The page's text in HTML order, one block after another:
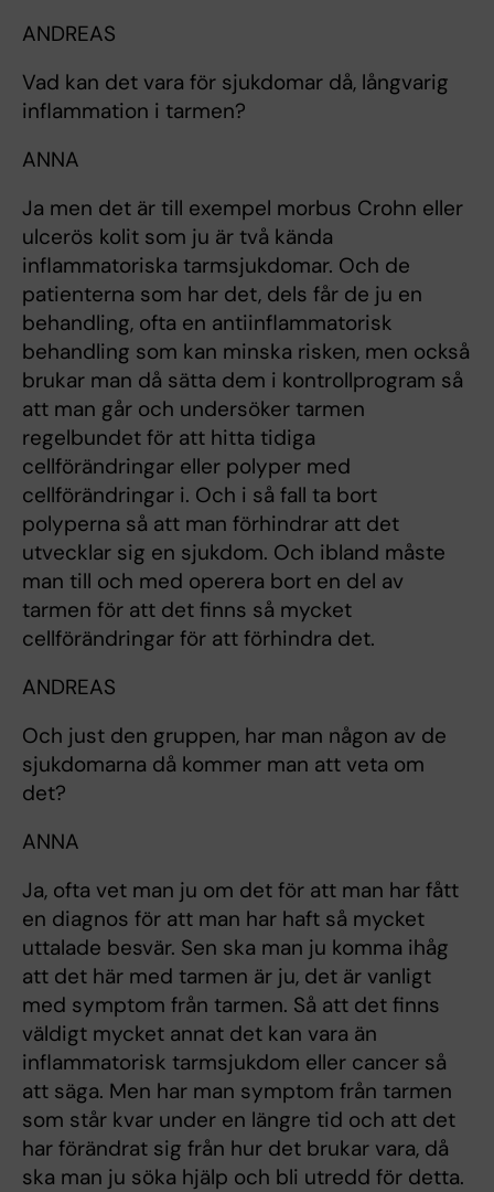
ANDREAS
Vad kan det vara för sjukdomar då, långvarig
inflammation i tarmen?
ANNA
Ja men det är till exempel morbus Crohn eller
ulcerös kolit som ju är två kända
inflammatoriska tarmsjukdomar. Och de
patienterna som har det, dels får de ju en
behandling, ofta en antiinflammatorisk
behandling som kan minska risken, men också
brukar man då sätta dem i kontrollprogram så
att man går och undersöker tarmen
regelbundet för att hitta tidiga
cellförändringar eller polyper med
cellförändringar i. Och i så fall ta bort
polyperna så att man förhindrar att det
utvecklar sig en sjukdom. Och ibland måste
man till och med operera bort en del av
tarmen för att det finns så mycket
cellförändringar för att förhindra det.
ANDREAS
Och just den gruppen, har man någon av de
sjukdomarna då kommer man att veta om
det?
ANNA
Ja, ofta vet man ju om det för att man har fått
en diagnos för att man har haft så mycket
uttalade besvär. Sen ska man ju komma ihåg
att det här med tarmen är ju, det är vanligt
med symptom från tarmen. Så att det finns
väldigt mycket annat det kan vara än
inflammatorisk tarmsjukdom eller cancer så
att säga. Men har man symptom från tarmen
som står kvar under en längre tid och att det
har förändrat sig från hur det brukar vara, då
ska man ju söka hjälp och bli utredd för detta.